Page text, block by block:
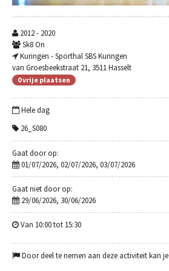
2012 - 2020
Sk8 On
Kuringen - Sporthal SBS Kuringen
van Groesbeekstraat 21, 3511 Hasselt
0 vrije plaatsen
Hele dag
26_S080
Gaat door op:
01/07/2026, 02/07/2026, 03/07/2026
Gaat niet door op:
29/06/2026, 30/06/2026
Van 10:00 tot 15:30
Door deel te nemen aan deze activiteit kan je